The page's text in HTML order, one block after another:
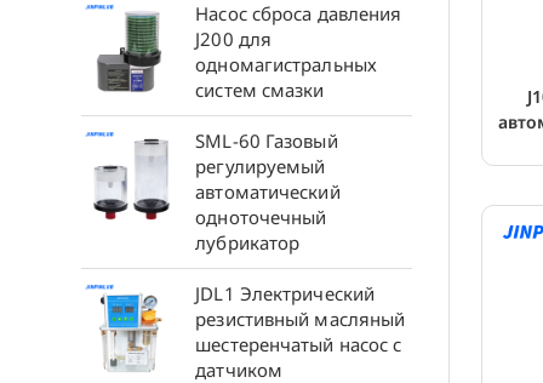
Насос сброса давления
J200 для
одномагистральных
систем смазки
SML-60 Газовый
регулируемый
автоматический
одноточечный
лубрикатор
JDL1 Электрический
резистивный масляный
шестеренчатый насос с
датчиком